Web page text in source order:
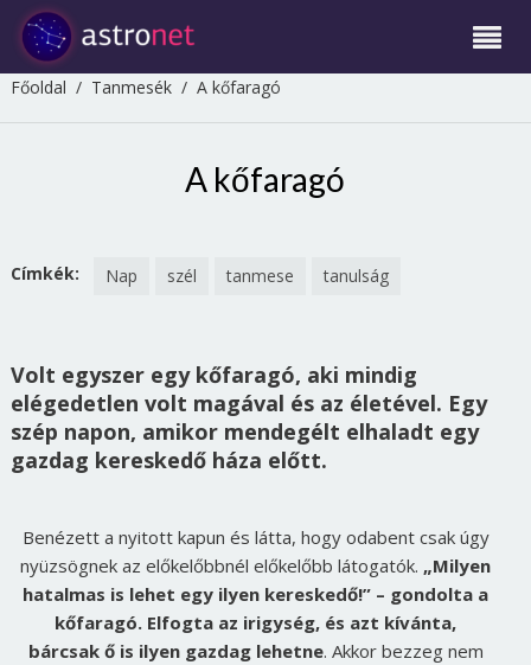
Főoldal / Tanmesék/ A kőfaragó
A kőfaragó
Címkék: Nap szél tanmese tanulság
Volt egyszer egy kőfaragó, aki mindig
elégedetlen volt magával és az életével. Egy
szép napon, amikor mendegélt elhaladt egy
gazdag kereskedő háza előtt.
Benézett a nyitott kapun és látta, hogy odabent csak úgy
nyüzsögnek az előkelőbbnél előkelőbb látogatók. „Milyen
hatalmas is lehet egy ilyen kereskedő!” – gondolta a
kőfaragó. Elfogta az irigység, és azt kívánta,
bárcsak ő is ilyen gazdag lehetne. Akkor bezzeg nem